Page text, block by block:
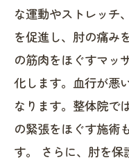
な運動やストレッチ
を促進し、肘の痛み
の筋肉をほぐすマッ
化します。血行が悪
なります。整体院で
の緊張をほぐす施術
す。 さらに、肘を保